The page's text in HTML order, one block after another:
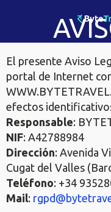
El presente Aviso
portal de Internet
efectos
Responsable:
NIF: A42788984
Dirección: Avenida
Cugat del Valles
Teléfono: +34
Mail: